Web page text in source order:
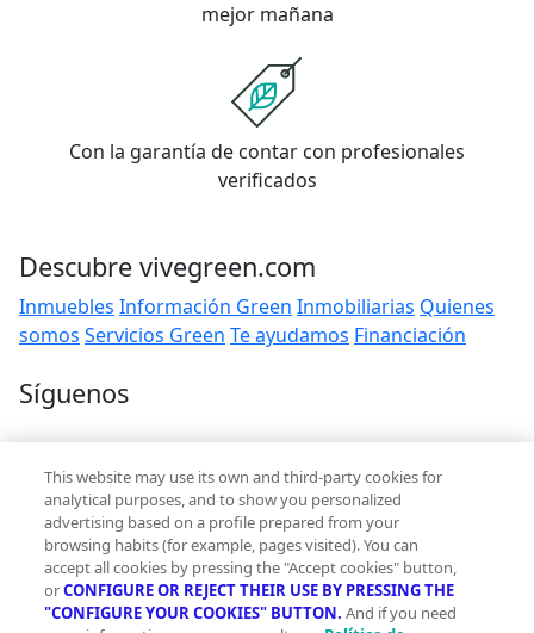
mejor mañana
Con la garantía de contar con profesionales
verificados
Descubre vivegreen.com
Inmuebles Información Green Inmobiliarias Quienes
somos Servicios Green Te ayudamos Financiación
Síguenos
Contacto
hola@vivegreen.com
This website may use its own and third-party cookies for
analytical purposes, and to show you personalized
advertising based on a profile prepared from your
browsing habits (for example, pages visited). You can
accept all cookies by pressing the "Accept cookies" button,
orCONFIGURE OR REJECT THEIR USE BY PRESSING THE
"CONFIGURE YOUR COOKIES" BUTTON. And if you need